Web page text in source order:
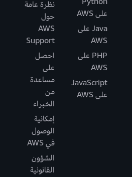
على AWS
Java على
AWS
PHP على
AWS
JavaScript
على AWS
نظرة عامة
حول
AWS
Support
احصل
على
مساعدة
من
الخبراء
إمكانية
الوصول
في AWS
الشؤون
القانونية